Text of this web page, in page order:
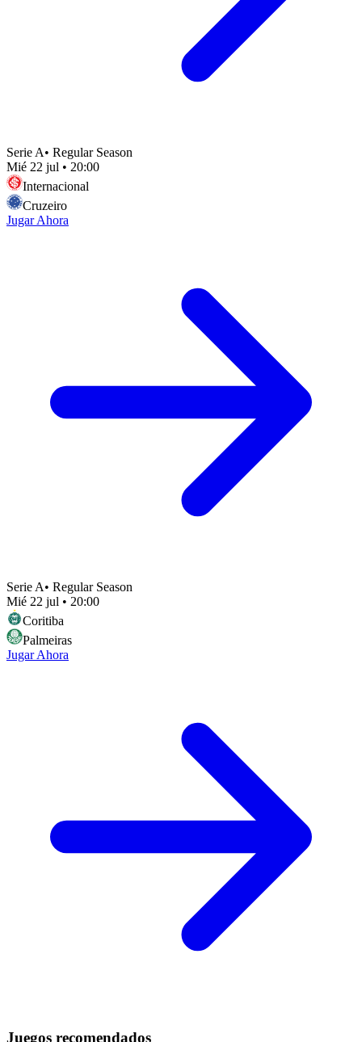
Serie A• Regular Season
Mié 22 jul • 20:00
Internacional
Cruzeiro
Jugar Ahora
Serie A• Regular Season
Mié 22 jul • 20:00
Coritiba
Palmeiras
Jugar Ahora
Juegos recomendados